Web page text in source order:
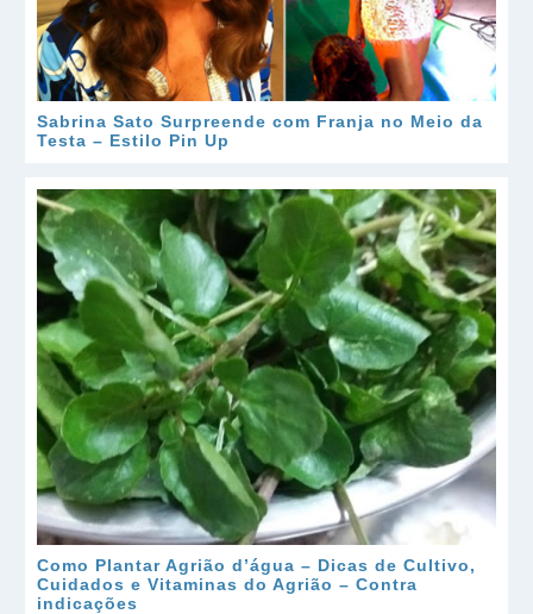
Sabrina Sato Surpreende com Franja no Meio da
Testa – Estilo Pin Up
Como Plantar Agrião d’água – Dicas de Cultivo,
Cuidados e Vitaminas do Agrião – Contra
indicações